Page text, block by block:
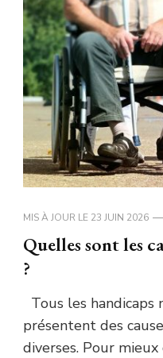
MIS À JOUR LE 23 JUIN 2026
Quelles sont les
?
Tous les
présentent des
diverses. Pour